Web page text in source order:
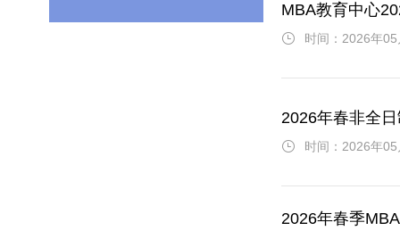
MBA教育中心
时间：2026年
2026年春非全
时间：2026年
2026年春季